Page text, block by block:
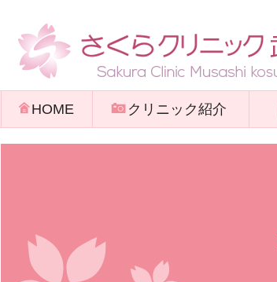
HOME クリニック紹介